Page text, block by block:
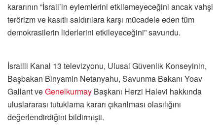
kararının “İsrail’in eylemlerini etkilemeyeceğini ancak vahşi
terörizm ve kasıtlı saldırılara karşı mücadele eden tüm
demokrasilerin liderlerini etkileyeceğini” savundu.
İsrailli Kanal 13 televizyonu, Ulusal Güvenlik Konseyinin,
Başbakan Binyamin Netanyahu, Savunma Bakanı Yoav
Gallant veGenelkurmay Başkanı Herzi Halevi hakkında
uluslararası tutuklama kararı çıkarılması olasılığını
değerlendirdiğini bildirmişti.